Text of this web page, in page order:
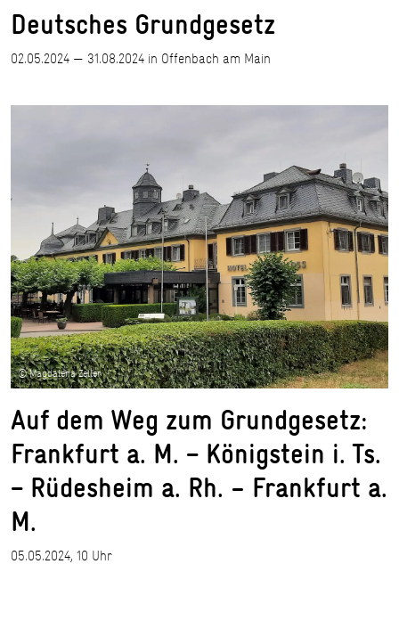
Deutsches Grundgesetz
02.05.2024 — 31.08.2024 in Offenbach am Main
© Magdalena Zeller
Auf dem Weg zum Grundgesetz:
Frankfurt a. M. − Königstein i. Ts.
− Rüdesheim a. Rh. – Frankfurt a.
M.
05.05.2024, 10 Uhr